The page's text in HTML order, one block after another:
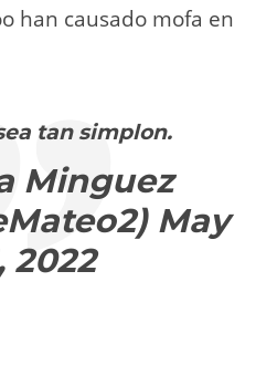
han causado mofa en
tan simplon.
Minguez
May
2022